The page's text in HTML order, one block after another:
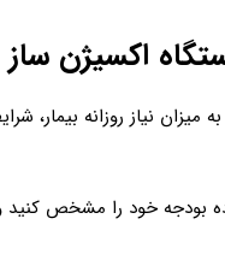
اکسیژن ساز
میزان نیاز روزانه
بودجه‌ خود را مشخص